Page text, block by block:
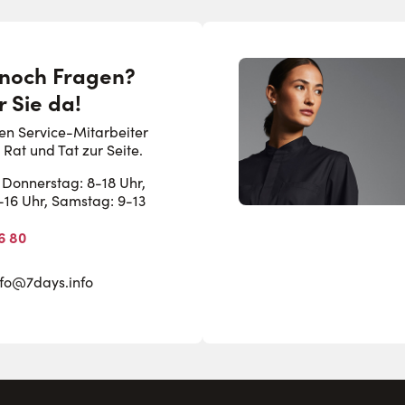
Fragen?
Sie da!
Service-Mitarbeiter
und Tat zur Seite.
8-18 Uhr,
Uhr, Samstag: 9-13
80